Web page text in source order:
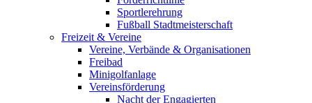
Sportlerehrung
Fußball Stadtmeisterschaft
Freizeit & Vereine
Vereine, Verbände & Organisationen
Freibad
Minigolfanlage
Vereinsförderung
Nacht der Engagierten